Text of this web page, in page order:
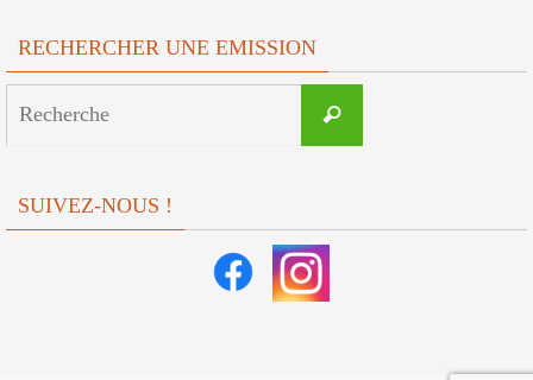
RECHERCHER UNE EMISSION
Recherche
SUIVEZ-NOUS !